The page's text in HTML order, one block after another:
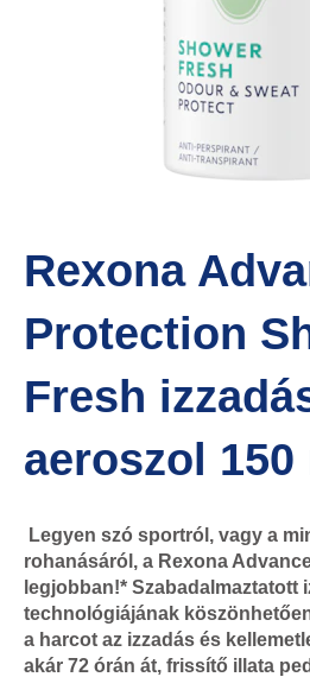
Rexona
Protection
Fresh
aeroszol 150
Legyen szó sportról, vagy a
rohanásáról, a Rexona
legjobban!* Szabadalmaztatott
technológiájának
a harcot az izzadás és
akár 72 órán át, frissítő illata